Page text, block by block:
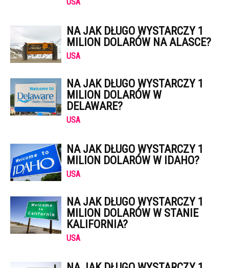
NA JAK DŁUGO WYSTARCZY 1
MILION DOLARÓW NA ALASCE?
USA
NA JAK DŁUGO WYSTARCZY 1
MILION DOLARÓW W
DELAWARE?
USA
NA JAK DŁUGO WYSTARCZY 1
MILION DOLARÓW W IDAHO?
USA
NA JAK DŁUGO WYSTARCZY 1
MILION DOLARÓW W STANIE
KALIFORNIA?
USA